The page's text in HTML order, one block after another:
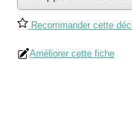
Recommander cette
Améliorer cette fiche